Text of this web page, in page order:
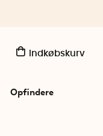
Indkøbskurv
Opfindere